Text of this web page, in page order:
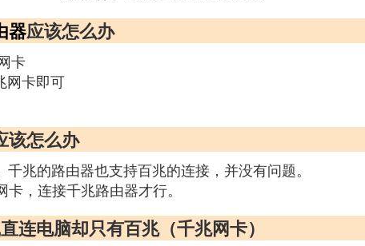
器应该怎么办
卡
网卡即可
该怎么办
兆的路由器也支持百兆的连接，并没有问题。
，连接千兆路由器才行。
电脑却只有百兆（千兆网卡）